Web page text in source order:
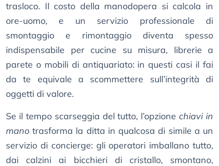
trasloco. Il costo della manodopera si calcola in
ore-uomo, e un servizio professionale di
smontaggio e rimontaggio diventa spesso
indispensabile per cucine su misura, librerie a
parete o mobili di antiquariato: in questi casi il fai
da te equivale a scommettere sull’integrità di
oggetti di valore.
Se il tempo scarseggia del tutto, l’opzionechiavi in
mano trasforma la ditta in qualcosa di simile a un
servizio di concierge: gli operatori imballano tutto,
dai calzini ai bicchieri di cristallo, smontano,